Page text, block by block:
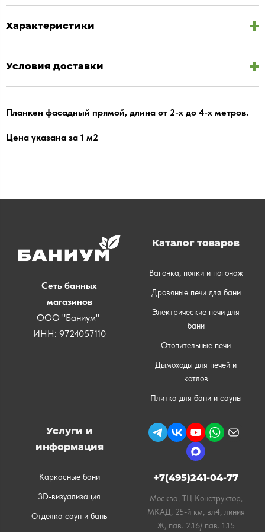
Характеристики
Условия доставки
Планкен фасадный прямой, длина от 2-х до 4-х метров.
Цена указана за 1 м2
Сеть банных
магазинов
ООО "Баниум"
ИНН: 9724057110
Каталог товаров
Вагонка, полки и погонаж
Дровяные печи для бани
Электрические печи для
бани
Отопительные печи
Дымоходы для печей и
котлов
Плитка для бани и сауны
Услуги и
информация
Каркасные бани
3D-визуализация
Отделка саун и бань
+7(495)241-04-77
Москва, ТЦ Конструктор,
МКАД, 25-й км, вл4, линия
Ж, пав. 2.16/ пав. 1.15